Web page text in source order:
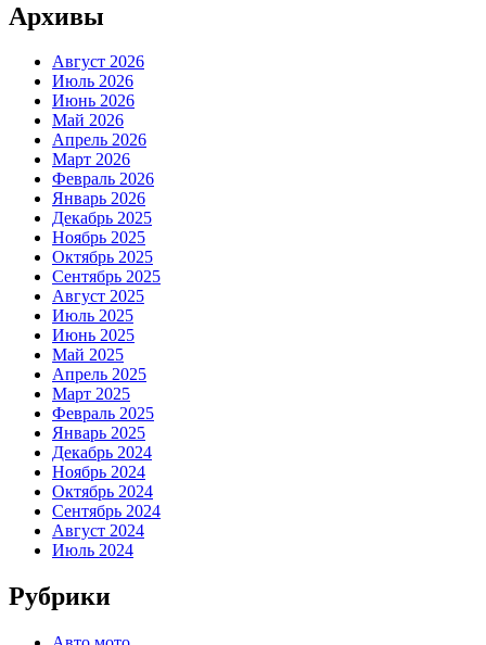
Архивы
Август 2026
Июль 2026
Июнь 2026
Май 2026
Апрель 2026
Март 2026
Февраль 2026
Январь 2026
Декабрь 2025
Ноябрь 2025
Октябрь 2025
Сентябрь 2025
Август 2025
Июль 2025
Июнь 2025
Май 2025
Апрель 2025
Март 2025
Февраль 2025
Январь 2025
Декабрь 2024
Ноябрь 2024
Октябрь 2024
Сентябрь 2024
Август 2024
Июль 2024
Рубрики